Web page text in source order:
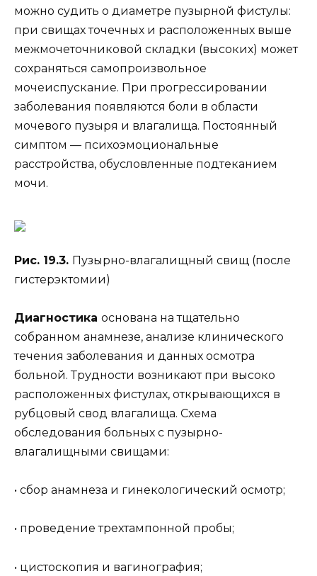
можно судить о диаметре пузырной фистулы:
при свищах точечных и расположенных выше
межмочеточниковой складки (высоких) может
сохраняться самопроизвольное
мочеиспускание. При прогрессировании
заболевания появляются боли в области
мочевого пузыря и влагалища. Постоянный
симптом — психоэмоциональные
расстройства, обусловленные подтеканием
мочи.
Рис. 19.3. Пузырно-влагалищный свищ (после
гистерэктомии)
Диагностика основана на тщательно
собранном анамнезе, анализе клинического
течения заболевания и данных осмотра
больной. Трудности возникают при высоко
расположенных фистулах, открывающихся в
рубцовый свод влагалища. Схема
обследования больных с пузырно-
влагалищными свищами:
• сбор анамнеза и гинекологический осмотр;
• проведение трехтампонной пробы;
• цистоскопия и вагинография;